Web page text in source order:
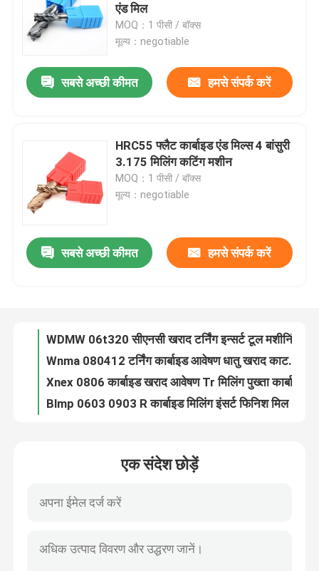
उत्पादों
वीडियो
कारखाना भ्रमण
गुणवत्ता नियंत्रण
एंड मिल
MOQ：1 पीसी / बॉक्स
मूल्य：negotiable
सबसे अच्छी कीमत हमसे संपर्क करें
HRC55 फ्लैट कार्बाइड एंड मिल्स 4 बांसुरी
3.175 मिलिंग कटिंग मशीन
MOQ：1 पीसी / बॉक्स
मूल्य：negotiable
सबसे अच्छी कीमत हमसे संपर्क करें
22ir 22er टर्निंग कार्बाइड इन्सर्ट थ्रेडिंग एक्सटर्नल ISO 3.5 4.0 4.5 5.0 5.5 6.0
14W कार्बाइड लेथ इन्सर्ट थ्रेडिंग सेल्फ कटिंग इंटरनल टर्निंग हेलिकोल्डल
एक संदेश छोड़ें